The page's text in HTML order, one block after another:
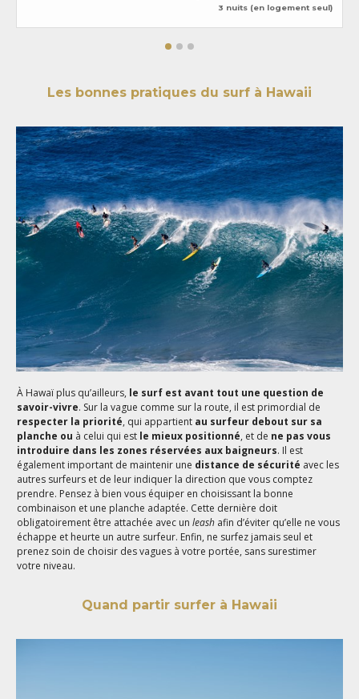
3 nuits (en logement seul)
Les bonnes pratiques du surf à Hawaii
À Hawaï plus qu’ailleurs, le surf est avant tout une question de
savoir-vivre. Sur la vague comme sur la route, il est primordial de
respecter la priorité, qui appartient au surfeur debout sur sa
planche ou à celui qui est le mieux positionné, et de ne pas vous
introduire dans les zones réservées aux baigneurs. Il est
également important de maintenir une distance de sécurité avec les
autres surfeurs et de leur indiquer la direction que vous comptez
prendre. Pensez à bien vous équiper en choisissant la bonne
combinaison et une planche adaptée. Cette dernière doit
obligatoirement être attachée avec unleash afin d’éviter qu’elle ne vous
échappe et heurte un autre surfeur. Enfin, ne surfez jamais seul et
prenez soin de choisir des vagues à votre portée, sans surestimer
votre niveau.
Quand partir surfer à Hawaii